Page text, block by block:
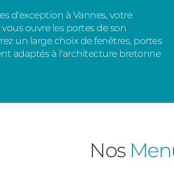
d'exception à Vannes, votre
ouvre les portes de son
un large choix de fenêtres, portes
adaptés à l'architecture bretonne
Nos